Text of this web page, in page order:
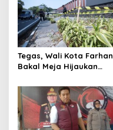
Tegas, Wali Kota Farhan
Bakal Meja Hijaukan
Riau